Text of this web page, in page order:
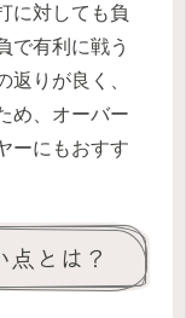
に対しても負
で有利に戦う
返りが良く、
め、オーバー
ーにもおすす
とは？